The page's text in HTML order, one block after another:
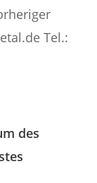
Tel.:
des